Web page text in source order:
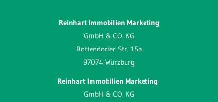
Reinhart Immobilien Marketing
GmbH & CO. KG
Rottendorfer Str. 15a
97074 Würzburg
Reinhart Immobilien Marketing
GmbH & CO. KG